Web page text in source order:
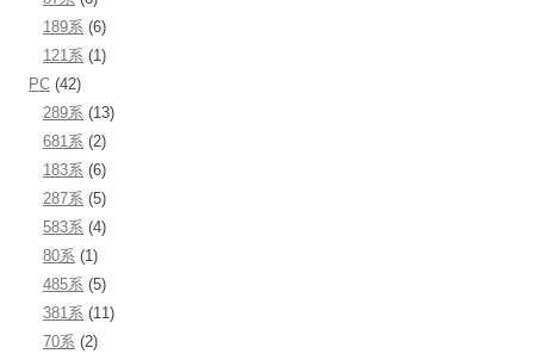
189系 (6)
121系 (1)
PC (42)
289系 (13)
681系 (2)
183系 (6)
287系 (5)
583系 (4)
80系 (1)
485系 (5)
381系 (11)
70系 (2)